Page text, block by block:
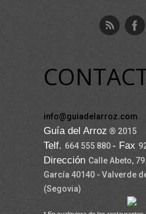
info@guiadelarroz.com
Guía del Arroz ® 2015
Telf. 664 555 880- Fax
Dirección Calle Abeto,
García 40140 - Valverde
(Segovia)